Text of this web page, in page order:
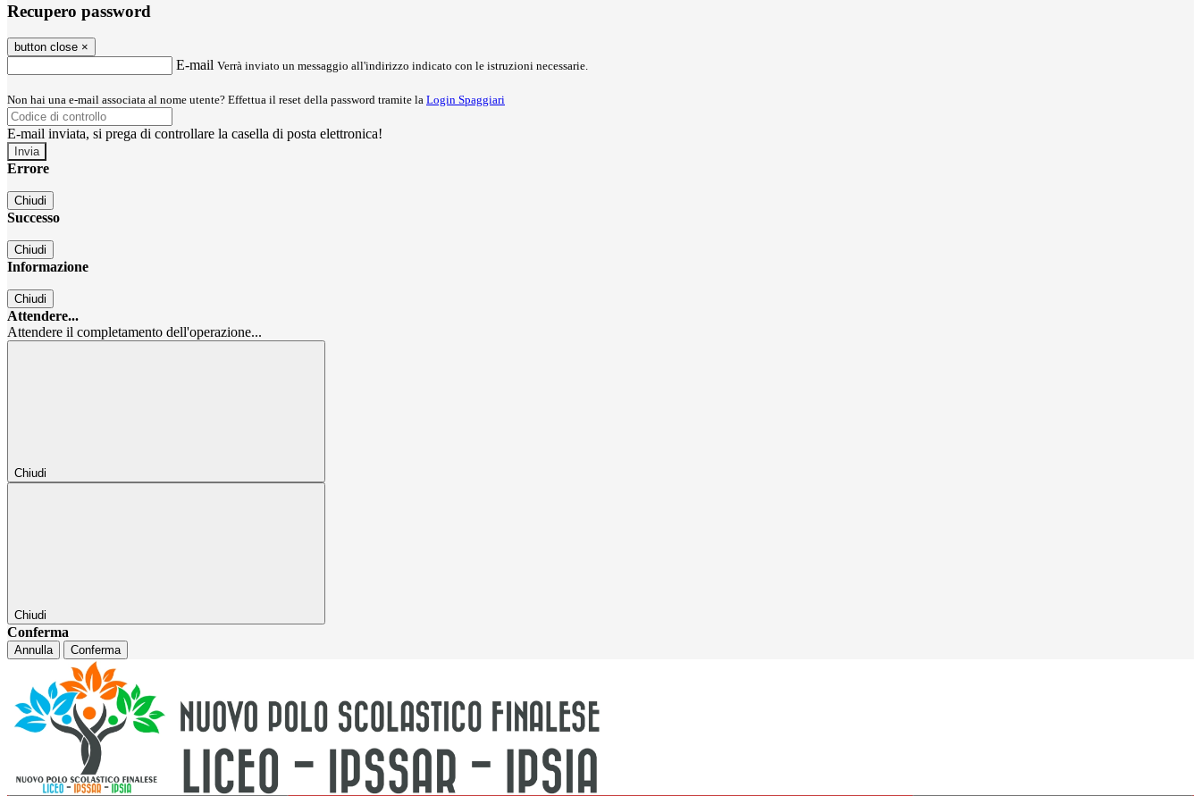
Recupero password
button close ×
E-mail Verrà inviato un messaggio all'indirizzo indicato con le istruzioni necessarie.
Non hai una e-mail associata al nome utente? Effettua il reset della password tramite la Login Spaggiari
E-mail inviata, si prega di controllare la casella di posta elettronica!
Errore
Chiudi
Successo
Chiudi
Informazione
Chiudi
Attendere...
Attendere il completamento dell'operazione...
Chiudi
Chiudi
Conferma
Annulla Conferma